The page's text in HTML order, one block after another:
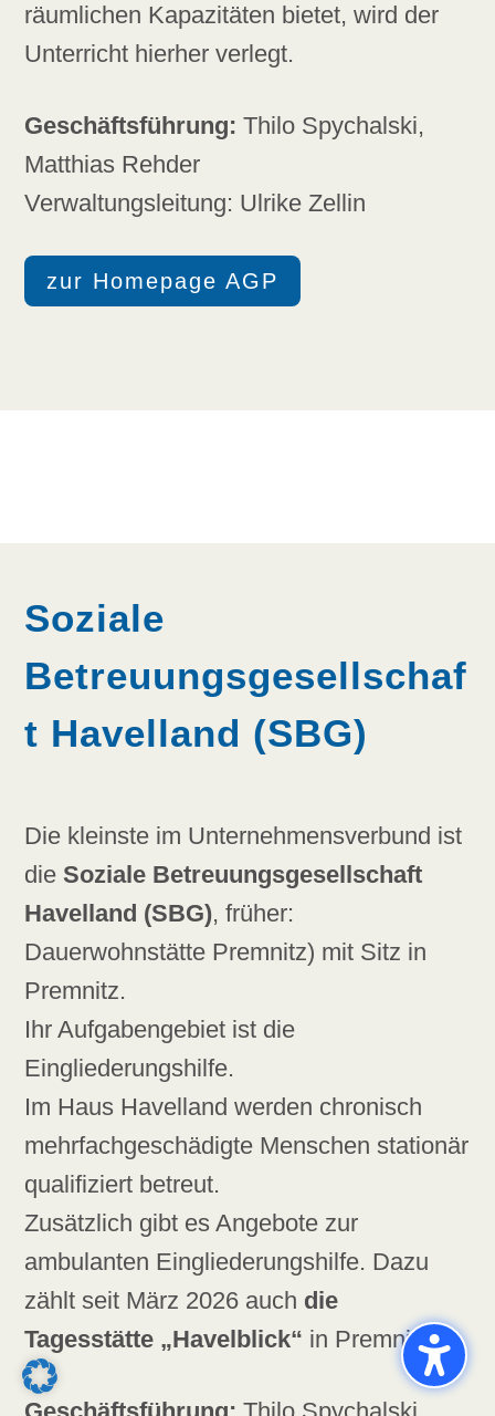
räumlichen Kapazitäten bietet, wird der
Unterricht hierher verlegt.
Geschäftsführung: Thilo Spychalski,
Matthias Rehder
Verwaltungsleitung: Ulrike Zellin
zur Homepage AGP
Soziale
Betreuungsgesellschaf
t Havelland (SBG)
Die kleinste im Unternehmensverbund ist
die Soziale Betreuungsgesellschaft
Havelland (SBG), früher:
Dauerwohnstätte Premnitz) mit Sitz in
Premnitz.
Ihr Aufgabengebiet ist die
Eingliederungshilfe.
Im Haus Havelland werden chronisch
mehrfachgeschädigte Menschen stationär
qualifiziert betreut.
Zusätzlich gibt es Angebote zur
ambulanten Eingliederungshilfe. Dazu
zählt seit März 2026 auch die
Tagesstätte „Havelblick“ in Premnitz.